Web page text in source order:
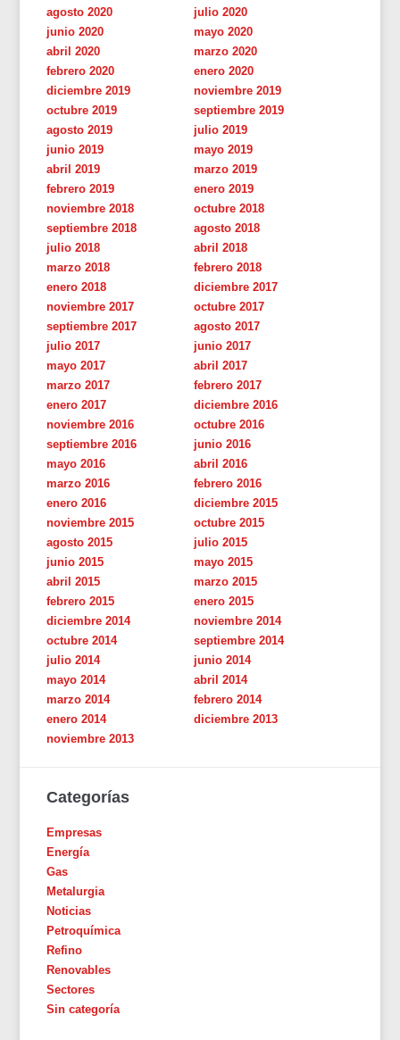
agosto 2020
julio 2020
junio 2020
mayo 2020
abril 2020
marzo 2020
febrero 2020
enero 2020
diciembre 2019
noviembre 2019
octubre 2019
septiembre 2019
agosto 2019
julio 2019
junio 2019
mayo 2019
abril 2019
marzo 2019
febrero 2019
enero 2019
noviembre 2018
octubre 2018
septiembre 2018
agosto 2018
julio 2018
abril 2018
marzo 2018
febrero 2018
enero 2018
diciembre 2017
noviembre 2017
octubre 2017
septiembre 2017
agosto 2017
julio 2017
junio 2017
mayo 2017
abril 2017
marzo 2017
febrero 2017
enero 2017
diciembre 2016
noviembre 2016
octubre 2016
septiembre 2016
junio 2016
mayo 2016
abril 2016
marzo 2016
febrero 2016
enero 2016
diciembre 2015
noviembre 2015
octubre 2015
agosto 2015
julio 2015
junio 2015
mayo 2015
abril 2015
marzo 2015
febrero 2015
enero 2015
diciembre 2014
noviembre 2014
octubre 2014
septiembre 2014
julio 2014
junio 2014
mayo 2014
abril 2014
marzo 2014
febrero 2014
enero 2014
diciembre 2013
noviembre 2013
Categorías
Empresas
Energía
Gas
Metalurgia
Noticias
Petroquímica
Refino
Renovables
Sectores
Sin categoría